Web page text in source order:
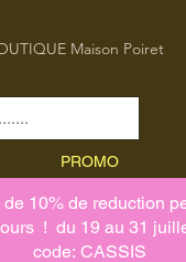
Maison Poiret
PROMO